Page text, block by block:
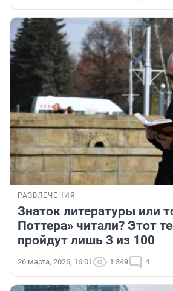
РАЗВЛЕЧЕНИЯ
Знаток литературы или
Поттера» читали? Этот
пройдут лишь 3 из 100
26 марта, 2026, 16:01 1 349 4